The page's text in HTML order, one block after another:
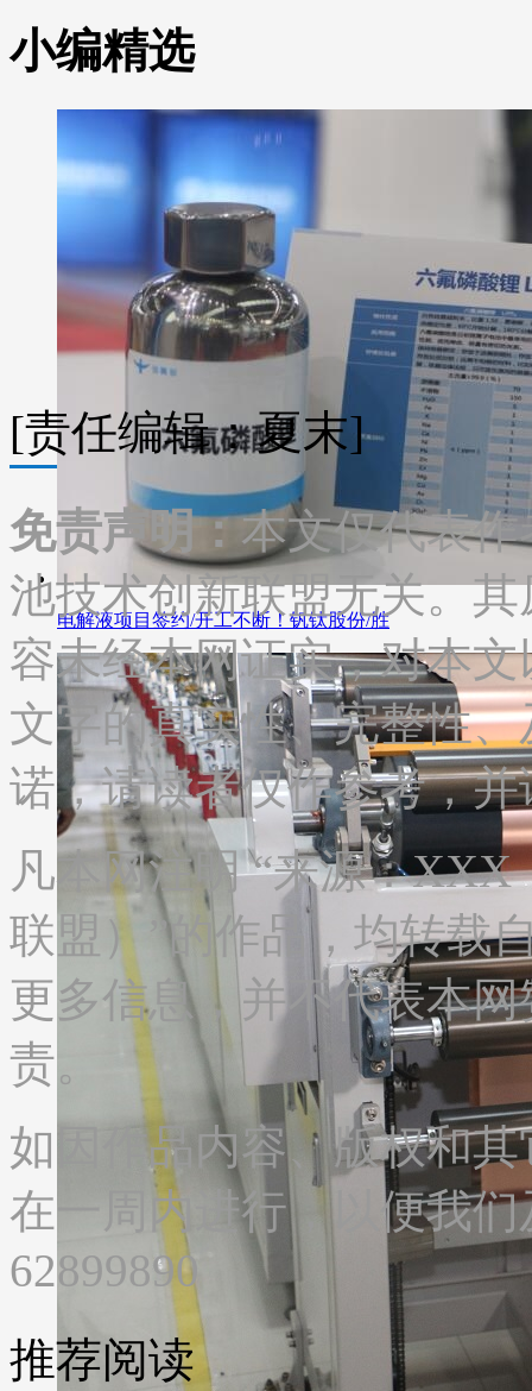
小编精选
电解液项目签约/开工不断！钒钛股份/胜
[责任编辑：夏末]
免责声明：本文仅代表
池技术创新联盟无关。
容未经本网证实，对本
文字的真实性、完整性
诺，请读者仅作参考，
凡本网注明 “来源：
联盟）”的作品，均转载
更多信息，并不代表本
责。
如因作品内容、版权和
在一周内进行，以便我
62899890
推荐阅读